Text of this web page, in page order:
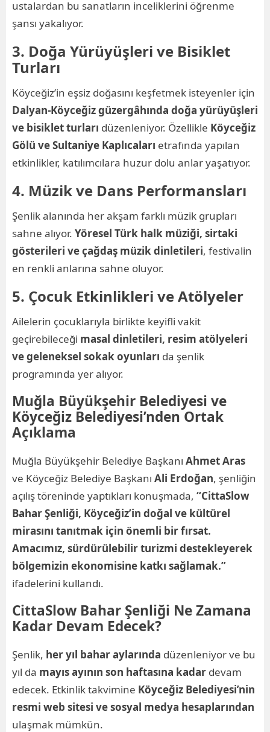
ustalardan bu sanatların inceliklerini öğrenme
şansı yakalıyor.
3. Doğa Yürüyüşleri ve Bisiklet
Turları
Köyceğiz’in eşsiz doğasını keşfetmek isteyenler için
Dalyan-Köyceğiz güzergâhında doğa yürüyüşleri
ve bisiklet turları düzenleniyor. Özellikle Köyceğiz
Gölü ve Sultaniye Kaplıcaları etrafında yapılan
etkinlikler, katılımcılara huzur dolu anlar yaşatıyor.
4. Müzik ve Dans Performansları
Şenlik alanında her akşam farklı müzik grupları
sahne alıyor. Yöresel Türk halk müziği, sirtaki
gösterileri ve çağdaş müzik dinletileri, festivalin
en renkli anlarına sahne oluyor.
5. Çocuk Etkinlikleri ve Atölyeler
Ailelerin çocuklarıyla birlikte keyifli vakit
geçirebileceği masal dinletileri, resim atölyeleri
ve geleneksel sokak oyunları da şenlik
programında yer alıyor.
Muğla Büyükşehir Belediyesi ve
Köyceğiz Belediyesi’nden Ortak
Açıklama
Muğla Büyükşehir Belediye Başkanı Ahmet Aras
ve Köyceğiz Belediye Başkanı Ali Erdoğan, şenliğin
açılış töreninde yaptıkları konuşmada, “CittaSlow
Bahar Şenliği, Köyceğiz’in doğal ve kültürel
mirasını tanıtmak için önemli bir fırsat.
Amacımız, sürdürülebilir turizmi destekleyerek
bölgemizin ekonomisine katkı sağlamak.”
ifadelerini kullandı.
CittaSlow Bahar Şenliği Ne Zamana
Kadar Devam Edecek?
Şenlik, her yıl bahar aylarında düzenleniyor ve bu
yıl da mayıs ayının son haftasına kadar devam
edecek. Etkinlik takvimine Köyceğiz Belediyesi’nin
resmi web sitesi ve sosyal medya hesaplarından
ulaşmak mümkün.